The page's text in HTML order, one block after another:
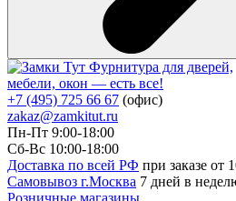
Фурнитура для дверей,
мебели, окон — есть все!
+7 (495) 725 66 67 (офис)
zakaz@zamkitut.ru
Пн-Пт 9:00-18:00
Сб-Вс 10:00-18:00
Доставка по всей РФ при заказе от
Самовывоз г.Москва 7 дней в
Розничные магазины